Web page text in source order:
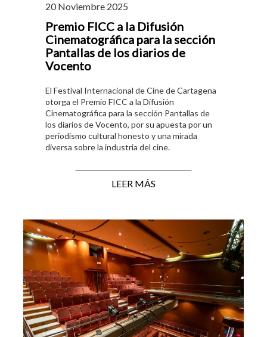
20 Noviembre 2025
Premio FICC a la Difusión
Cinematográfica para la sección
Pantallas de los diarios de
Vocento
El Festival Internacional de Cine de Cartagena
otorga el Premio FICC a la Difusión
Cinematográfica para la sección Pantallas de
los diarios de Vocento, por su apuesta por un
periodismo cultural honesto y una mirada
diversa sobre la industria del cine.
LEER MÁS